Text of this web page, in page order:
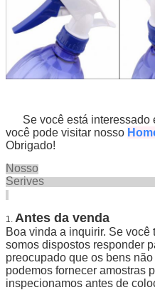
Se você está interessado
você pode visitar nosso
Obrigado!
Nosso
1. Antes da venda
Boa vinda a inquirir. Se
somos dispostos responder
preocupado que os bens
podemos fornecer amostras
inspecionamos antes de